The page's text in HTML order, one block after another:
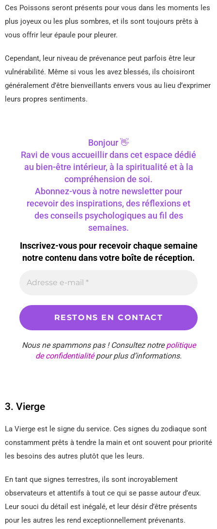
Ces Poissons seront présents pour vous dans les moments les
plus joyeux ou les plus sombres, et ils sont toujours prêts à
vous offrir leur épaule pour pleurer.
Cependant, leur niveau de prévenance peut parfois être leur
vulnérabilité. Même si vous les avez blessés, ils choisiront
généralement d’être bienveillants envers vous au lieu d’exprimer
leurs propres sentiments.
Bonjour 👋
Ravi de vous accueillir dans cet espace dédié
au bien-être intérieur, à la spiritualité et à la
compréhension de soi.
Abonnez-vous à notre newsletter pour
recevoir des inspirations, des réflexions et
des conseils psychologiques au fil des
semaines.
Inscrivez-vous pour recevoir chaque semaine
notre contenu dans votre boîte de réception.
Nous ne spammons pas ! Consultez notrepolitique
de confidentialitépour plus d’informations.
3. Vierge
La Vierge est le signe du service. Ces signes du zodiaque sont
constamment prêts à tendre la main et ont souvent pour priorité
les besoins des autres plutôt que les leurs.
En tant que signes terrestres, ils sont incroyablement
observateurs et attentifs à tout ce qui se passe autour d’eux.
Leur souci du détail est inégalé, et leur désir d’être présents
pour les autres les rend exceptionnellement prévenants.